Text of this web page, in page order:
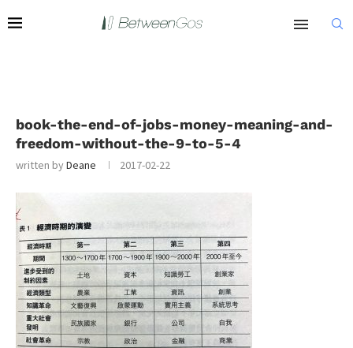
book-the-end-of-jobs-money-meaning-and-
freedom-without-the-9-to-5-4
written byDeane 2017-02-22